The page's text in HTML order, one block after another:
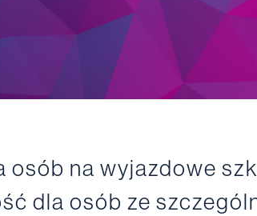
osób na wyjazdowe
dla osób ze